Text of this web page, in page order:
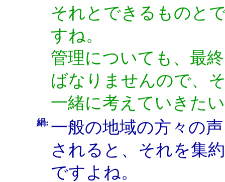
それとできるものと
すね。
管理についても、最
ばなりませんので、
一緒に考えていきた
絹: 一般の地域の方々の
されると、それを集
ですよね。